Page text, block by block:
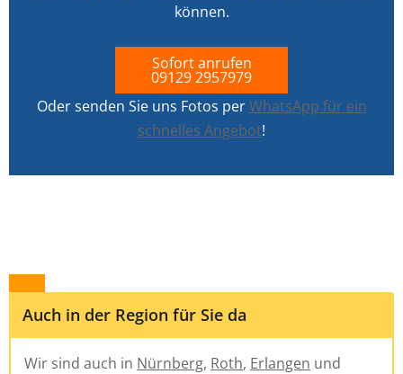
können.
Sofort anrufen
09129 2957979
Oder senden Sie uns Fotos perWhatsApp für ein
schnelles Angebot!
Auch in der Region für Sie da
Wir sind auch in Nürnberg, Roth, Erlangen und